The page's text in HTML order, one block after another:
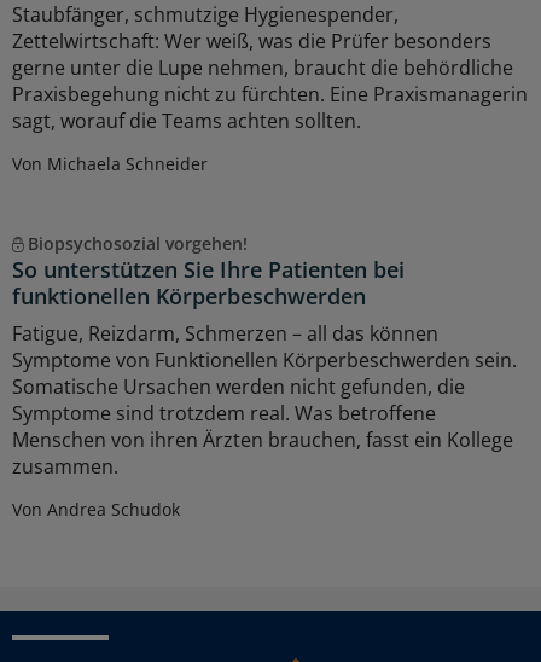
Staubfänger, schmutzige Hygienespender,
Zettelwirtschaft: Wer weiß, was die Prüfer besonders
gerne unter die Lupe nehmen, braucht die behördliche
Praxisbegehung nicht zu fürchten. Eine Praxismanagerin
sagt, worauf die Teams achten sollten.
Von Michaela Schneider
Biopsychosozial vorgehen!
So unterstützen Sie Ihre Patienten bei
funktionellen Körperbeschwerden
Fatigue, Reizdarm, Schmerzen – all das können
Symptome von Funktionellen Körperbeschwerden sein.
Somatische Ursachen werden nicht gefunden, die
Symptome sind trotzdem real. Was betroffene
Menschen von ihren Ärzten brauchen, fasst ein Kollege
zusammen.
Von Andrea Schudok